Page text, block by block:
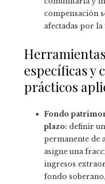
compensación
afectadas por
Herramientas
específicas y
prácticos
Fondo
plazo: definir
permanente de
asigne una
ingresos
fondo